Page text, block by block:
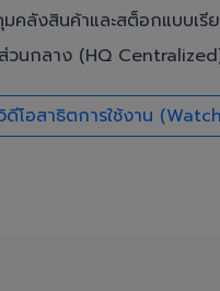
คลังสินค้าและสต็อกแบบเรี
วนกลาง (HQ
ดีโอสาธิตการใช้งาน